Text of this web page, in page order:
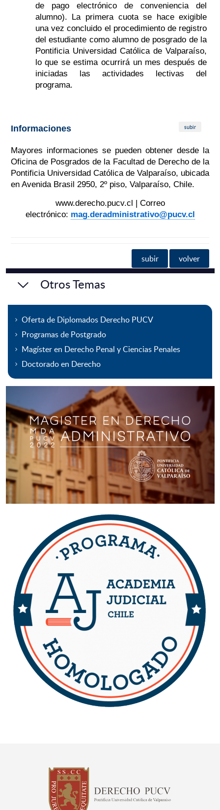
de pago electrónico de conveniencia del
alumno). La primera cuota se hace exigible
una vez concluido el procedimiento de registro
del estudiante como alumno de posgrado de la
Pontificia Universidad Católica de Valparaíso,
lo que se estima ocurrirá un mes después de
iniciadas las actividades lectivas del
programa.
Informaciones subir
Mayores informaciones se pueden obtener desde la
Oficina de Posgrados de la Facultad de Derecho de la
Pontificia Universidad Católica de Valparaíso, ubicada
en Avenida Brasil 2950, 2º piso, Valparaíso, Chile.
www.derecho.pucv.cl | Correo
electrónico: mag.deradministrativo@pucv.cl
subir volver
Otros Temas
Oferta de Diplomados Derecho PUCV
Programas de Postgrado
Magíster en Derecho Penal y Ciencias Penales
Doctorado en Derecho